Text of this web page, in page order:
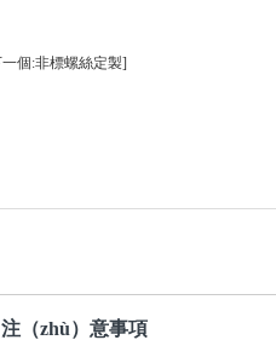
一個:非標螺絲定製]
（zhù）意事項